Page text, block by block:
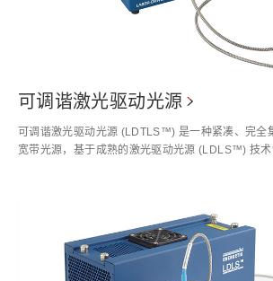
可调谐激光驱动光源
可调谐激光驱动光源 (LDTLS™) 是一种紧凑、完全
宽带光源，基于成熟的激光驱动光源 (LDLS™) 技术